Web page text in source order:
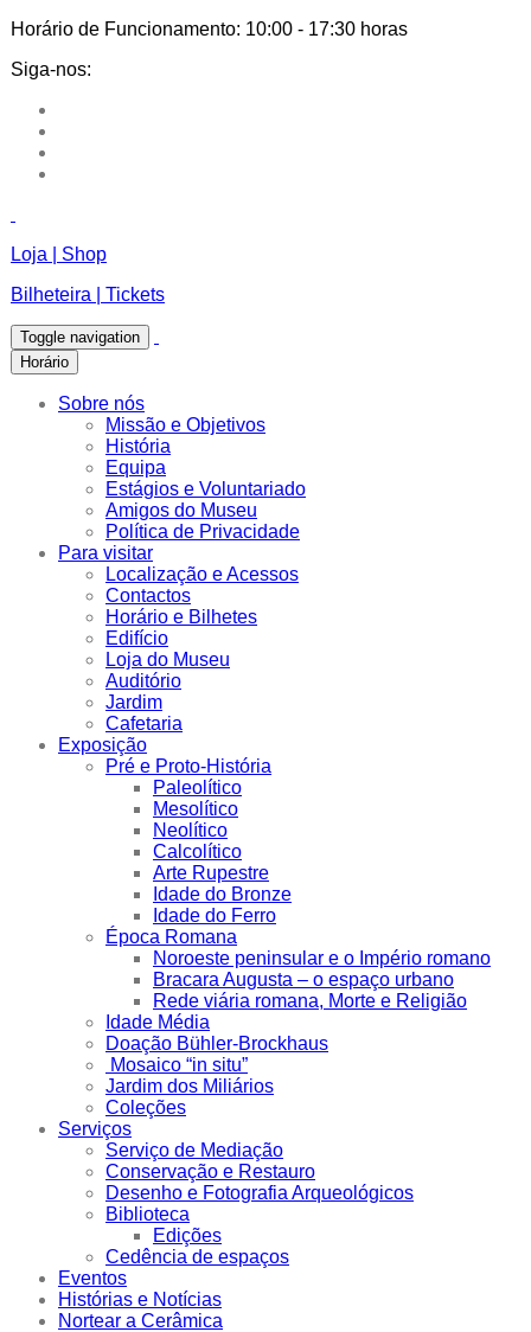
Horário de Funcionamento: 10:00 - 17:30 horas
Siga-nos:
Loja | Shop
Bilheteira | Tickets
Toggle navigation
Horário
Sobre nós
Missão e Objetivos
História
Equipa
Estágios e Voluntariado
Amigos do Museu
Política de Privacidade
Para visitar
Localização e Acessos
Contactos
Horário e Bilhetes
Edifício
Loja do Museu
Auditório
Jardim
Cafetaria
Exposição
Pré e Proto-História
Paleolítico
Mesolítico
Neolítico
Calcolítico
Arte Rupestre
Idade do Bronze
Idade do Ferro
Época Romana
Noroeste peninsular e o Império romano
Bracara Augusta – o espaço urbano
Rede viária romana, Morte e Religião
Idade Média
Doação Bühler-Brockhaus
Mosaico “in situ”
Jardim dos Miliários
Coleções
Serviços
Serviço de Mediação
Conservação e Restauro
Desenho e Fotografia Arqueológicos
Biblioteca
Edições
Cedência de espaços
Eventos
Histórias e Notícias
Nortear a Cerâmica